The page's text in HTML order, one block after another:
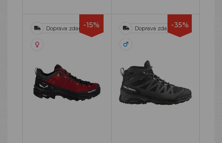
-15%
Doprava zdarma -35%
Doprava zdarma